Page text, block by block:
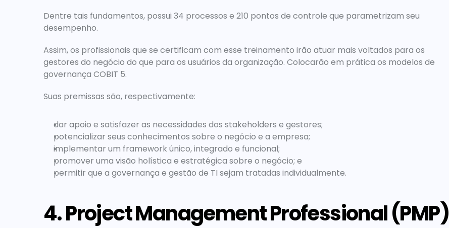
Dentre tais fundamentos, possui 34 processos e 210 pontos de controle que parametrizam seu
desempenho.
Assim, os profissionais que se certificam com esse treinamento irão atuar mais voltados para os
gestores do negócio do que para os usuários da organização. Colocarão em prática os modelos de
governança COBIT 5.
Suas premissas são, respectivamente:
dar apoio e satisfazer as necessidades dos stakeholders e gestores;
potencializar seus conhecimentos sobre o negócio e a empresa;
implementar um framework único, integrado e funcional;
promover uma visão holística e estratégica sobre o negócio; e
permitir que a governança e gestão de TI sejam tratadas individualmente.
4. Project Management Professional (PMP)